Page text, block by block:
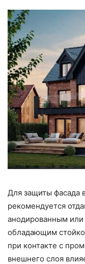
Для защиты фасада
рекомендуется
анодированным
обладающим
при контакте с
внешнего слоя